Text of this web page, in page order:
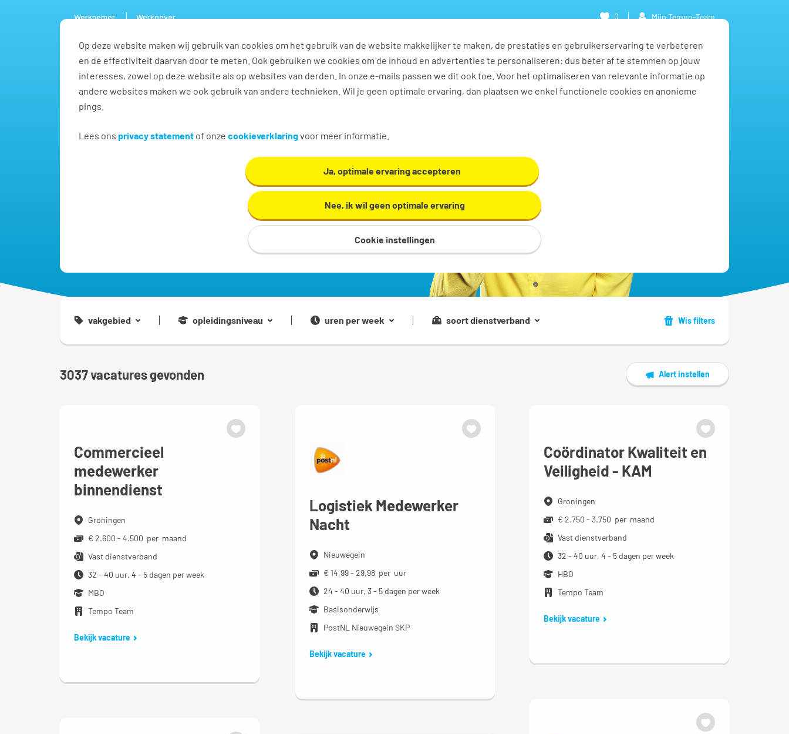
Op deze website maken wij gebruik van cookies om het gebruik van de website makkelijker te maken, de prestaties en gebruikerservaring te verbeteren
en de effectiviteit daarvan door te meten. Ook gebruiken we cookies om de inhoud en advertenties te personaliseren: dus beter af te stemmen op jouw
interesses, zowel op deze website als op websites van derden. In onze e-mails passen we dit ook toe. Voor het optimaliseren van relevante informatie op
andere websites maken we ook gebruik van andere technieken. Wil je geen optimale ervaring, dan plaatsen we enkel functionele cookies en anonieme
pings.
Lees ons privacy statement of onze cookieverklaringvoor meer informatie.
Ja, optimale ervaring accepteren
Nee, ik wil geen optimale ervaring
Cookie instellingen
Werknemer Werkgever
Vacatures Ontwikkel jezelf Werkplezier Contact
0 Mijn Tempo-Team
Vind jouw volgende baan
vakgebied opleidingsniveau uren per week soort dienstverband Wis filters
3037vacatures gevonden Alert instellen
Commercieel
medewerker
binnendienst
Groningen
€ 2.600 - 4.500 per maand
Vast dienstverband
32 - 40 uur, 4 - 5 dagen per week
MBO
Tempo Team
Bekijk vacature
Logistiek Medewerker
Nacht
Nieuwegein
€ 14,99 - 29,98 per uur
24 - 40 uur, 3 - 5 dagen per week
Basisonderwijs
PostNL Nieuwegein SKP
Bekijk vacature
Coördinator Kwaliteit en
Veiligheid - KAM
Groningen
€ 2.750 - 3.750 per maand
Vast dienstverband
32 - 40 uur, 4 - 5 dagen per week
HBO
Tempo Team
Bekijk vacature